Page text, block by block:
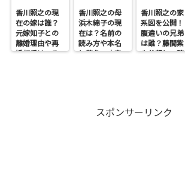
香川照之の現
在の嫁は誰？
元嫁知子との
離婚理由や再
婚相手はいる
香川照之の母
浜木綿子の現
在は？名前の
読み方や本名
と芸名の由来
香川照之の家
系図を公開！
腹違いの兄弟
は誰？藤間紫
や父親との確
スポンサーリンク